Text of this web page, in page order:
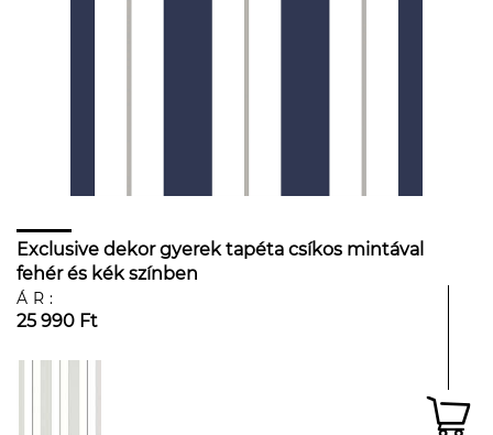
Exclusive dekor gyerek tapéta csíkos mintával
fehér és kék színben
ÁR:
25 990 Ft